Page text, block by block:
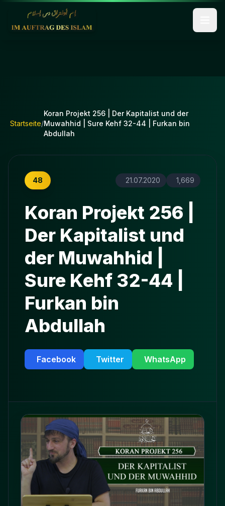
Startseite/
Koran Projekt 256 | Der Kapitalist und der
Muwahhid | Sure Kehf 32-44 | Furkan bin
Abdullah
48 21.07.2020 1,669
Koran Projekt 256 |
Der Kapitalist und
der Muwahhid |
Sure Kehf 32-44 |
Furkan bin
Abdullah
Facebook Twitter WhatsApp